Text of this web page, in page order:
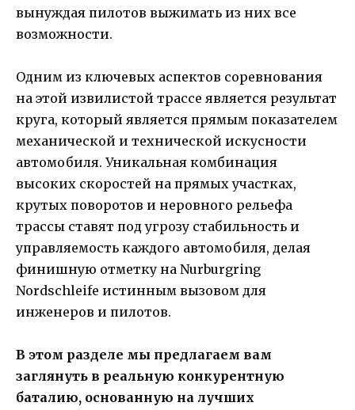
вынуждая пилотов выжимать из них все
возможности.
Одним из ключевых аспектов соревнования
на этой извилистой трассе является результат
круга, который является прямым показателем
механической и технической искусности
автомобиля. Уникальная комбинация
высоких скоростей на прямых участках,
крутых поворотов и неровного рельефа
трассы ставят под угрозу стабильность и
управляемость каждого автомобиля, делая
финишную отметку на Nurburgring
Nordschleife истинным вызовом для
инженеров и пилотов.
В этом разделе мы предлагаем вам
заглянуть в реальную конкурентную
баталию, основанную на лучших